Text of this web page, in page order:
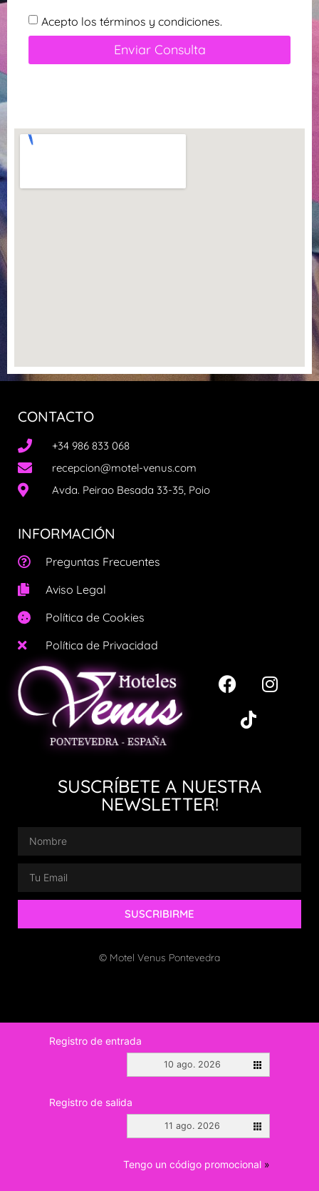
Acepto los términos y condiciones.
Enviar Consulta
CONTACTO
+34 986 833 068
recepcion@motel-venus.com
Avda. Peirao Besada 33-35, Poio
INFORMACIÓN
Preguntas Frecuentes
Aviso Legal
Política de Cookies
Política de Privacidad
SUSCRÍBETE A NUESTRA
NEWSLETTER!
SUSCRIBIRME
© Motel Venus Pontevedra
Registro de entrada
10 ago. 2026
Registro de salida
11 ago. 2026
Tengo un código promocional »